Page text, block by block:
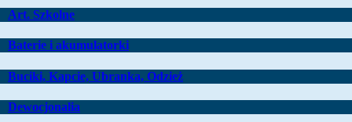
Art. Szkolne
Baterie i akumulatorki
Buciki, Kapcie, Ubranka, Odzież
Dewocjonalia